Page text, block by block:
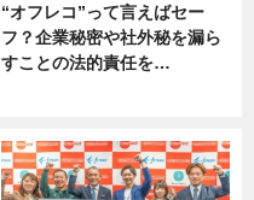
“オフレコ”って言えばセー
フ？企業秘密や社外秘を漏ら
すことの法的責任を…